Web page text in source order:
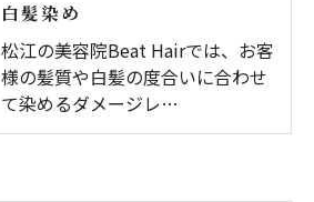
白髪染め
松江の美容院Beat Hairでは、お客
様の髪質や白髪の度合いに合わせ
て染めるダメージレ…